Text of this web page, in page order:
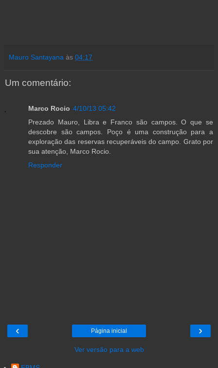
Mauro Santayana às 04:17
Um comentário:
Marco Rocio 4/10/13 05:42
Prezado Mauro, Libra e Franco são campos. O que se
descobre são campos. Poço é uma construção para a
exploração das reservas recuperáveis do campo. Grato por
sua atenção, Marco Rocio.
Responder
‹ ›
Página inicial
Ver versão para a web